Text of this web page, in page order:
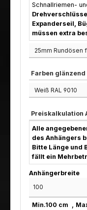
Schnallriemen-
Expanderseil,
müssen extra
Farben glänzend
Preiskalkulation
Alle
des Anhängers
Bitte Länge und
fällt ein
Anhängerbreite
Min.100 cm